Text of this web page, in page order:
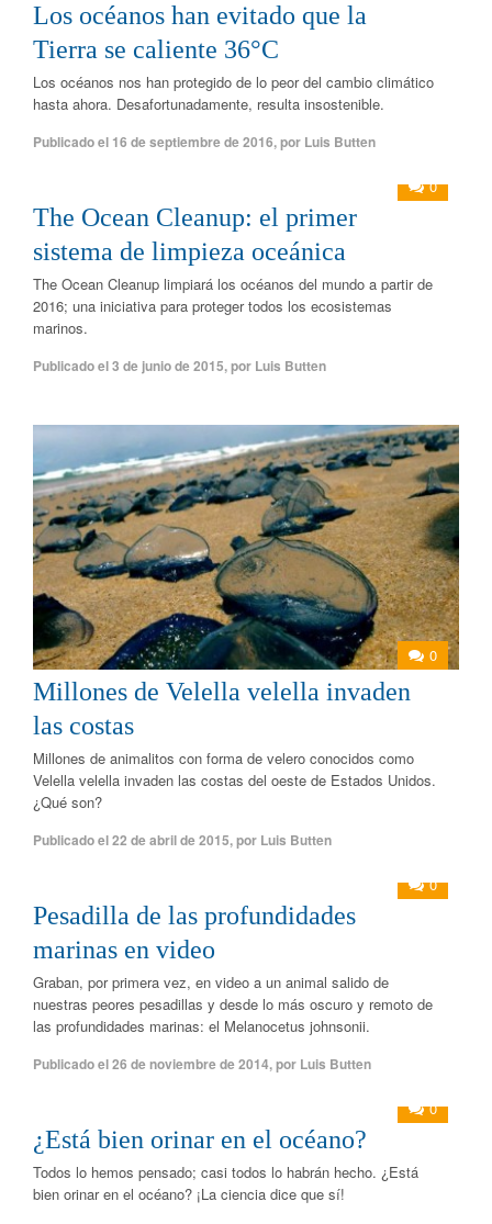
Los océanos han evitado que la
Tierra se caliente 36°C
Los océanos nos han protegido de lo peor del cambio climático
hasta ahora. Desafortunadamente, resulta insostenible.
Publicado el 16 de septiembre de 2016,por Luis Butten
0
The Ocean Cleanup: el primer
sistema de limpieza oceánica
The Ocean Cleanup limpiará los océanos del mundo a partir de
2016; una iniciativa para proteger todos los ecosistemas
marinos.
Publicado el3 de junio de 2015,por Luis Butten
0
Millones de Velella velella invaden
las costas
Millones de animalitos con forma de velero conocidos como
Velella velella invaden las costas del oeste de Estados Unidos.
¿Qué son?
Publicado el22 de abril de 2015,por Luis Butten
0
Pesadilla de las profundidades
marinas en video
Graban, por primera vez, en video a un animal salido de
nuestras peores pesadillas y desde lo más oscuro y remoto de
las profundidades marinas: el Melanocetus johnsonii.
Publicado el26 de noviembre de 2014,por Luis Butten
0
¿Está bien orinar en el océano?
Todos lo hemos pensado; casi todos lo habrán hecho. ¿Está
bien orinar en el océano? ¡La ciencia dice que sí!